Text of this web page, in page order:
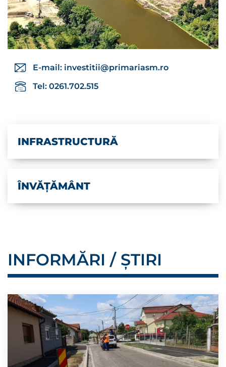
E-mail: investitii@primariasm.ro
Tel: 0261.702.515
INFRASTRUCTURĂ
ÎNVĂȚĂMÂNT
INFORMĂRI / ȘTIRI